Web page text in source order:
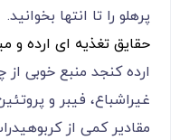
پرهلو را تا انتها بخوانید.
حقایق تغذیه ای ارده و
ارده کنجد منبع خوبی
غیراشباع، فیبر و
مقادیر کمی از